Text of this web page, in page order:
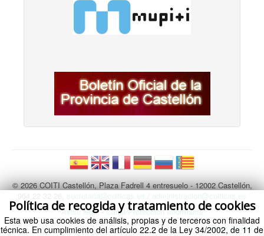
Política de recogida y tratamiento de cookies
Esta web usa cookies de análisis, propias y de terceros con finalidad
técnica. En cumplimiento del artículo 22.2 de la Ley 34/2002, de 11 de
© 2026 COITI Castellón, Plaza Fadrell 4 entresuelo - 12002 Castellón,
secretaria@coiticas.es
administracion@coiticas.es
Aviso legal-Canal Protección Informante
Back to Top